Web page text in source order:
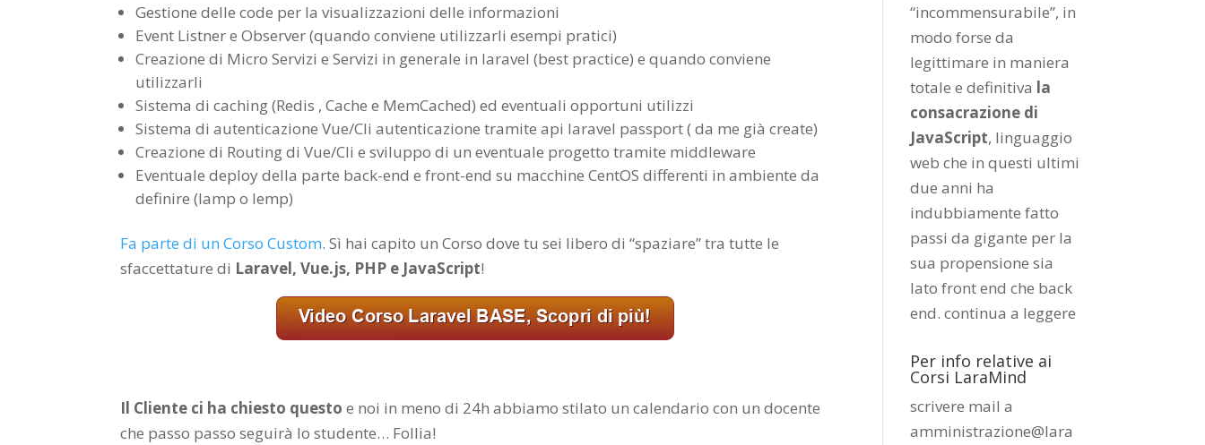
Gestione delle code per la visualizzazioni delle informazioni
Event Listner e Observer (quando conviene utilizzarli esempi pratici)
Creazione di Micro Servizi e Servizi in generale in laravel (best practice) e quando conviene
utilizzarli
Sistema di caching (Redis , Cache e MemCached) ed eventuali opportuni utilizzi
Sistema di autenticazione Vue/Cli autenticazione tramite api laravel passport ( da me già create)
Creazione di Routing di Vue/Cli e sviluppo di un eventuale progetto tramite middleware
Eventuale deploy della parte back-end e front-end su macchine CentOS differenti in ambiente da
definire (lamp o lemp)
Fa parte di un Corso Custom. Sì hai capito un Corso dove tu sei libero di “spaziare” tra tutte le
sfaccettature di Laravel, Vue.js, PHP e JavaScript!
Il Cliente ci ha chiesto questo e noi in meno di 24h abbiamo stilato un calendario con un docente
che passo passo seguirà lo studente… Follia!
“incommensurabile”, in
modo forse da
legittimare in maniera
totale e definitiva la
consacrazione di
JavaScript, linguaggio
web che in questi ultimi
due anni ha
indubbiamente fatto
passi da gigante per la
sua propensione sia
lato front end che back
end.continua a leggere
Per info relative ai
Corsi LaraMind
scrivere mail a
amministrazione@lara